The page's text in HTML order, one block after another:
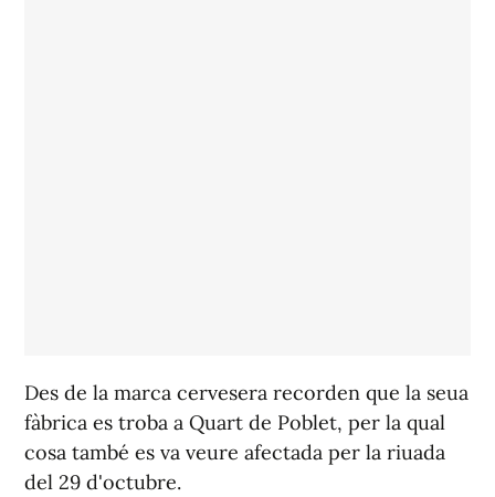
Des de la marca cervesera recorden que la seua
fàbrica es troba a Quart de Poblet, per la qual
cosa també es va veure afectada per la riuada
del 29 d'octubre.